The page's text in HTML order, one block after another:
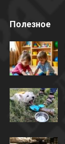
Полезное